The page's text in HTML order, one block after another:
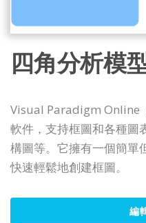
四角分析模
Visual Paradigm Online
軟件，支持框圖和各種圖
構圖等。它擁有一個簡單
快速輕鬆地創建框圖。
編